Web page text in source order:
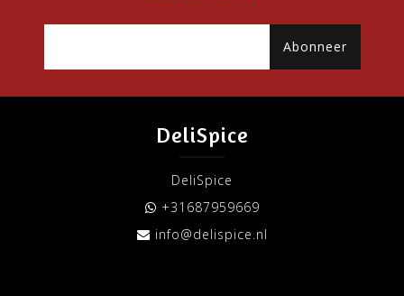
Abonneer
DeliSpice
DeliSpice
+31687959669
info@delispice.nl